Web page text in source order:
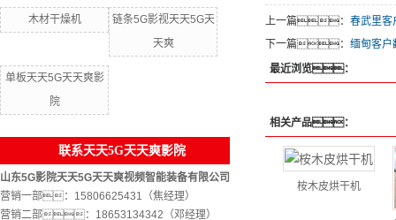
木材干燥机
链条5G影视天天5G天
天爽
单板天天5G天天爽影
院
联系天天5G天天爽影院
山东5G影院天天5G天天爽视频智能装备有限公司
营销一部：15806625431（焦经理）
营销二部：18653134342（邓经理）
上一篇： 春武里客
下一篇： 缅甸客户
最近浏览：
相关产品：
桉木皮烘干机